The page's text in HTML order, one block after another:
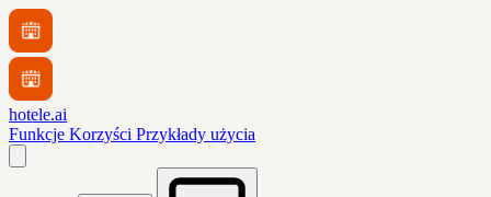
hotele.ai
Funkcje Korzyści Przykłady użycia